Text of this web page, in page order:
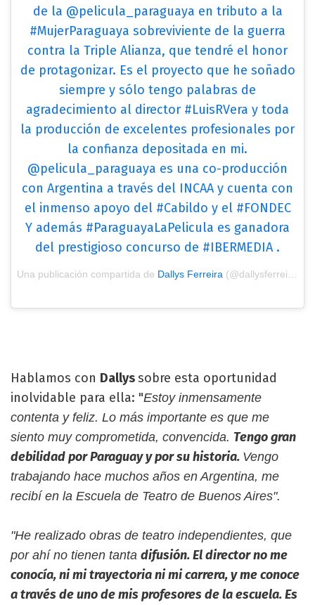
de la @pelicula_paraguaya en tributo a la
#MujerParaguaya sobreviviente de la guerra
contra la Triple Alianza, que tendré el honor
de protagonizar. Es el proyecto que he soñado
siempre y sólo tengo palabras de
agradecimiento al director #LuisRVera y toda
la producción de excelentes profesionales por
la confianza depositada en mi.
@pelicula_paraguaya es una co-producción
con Argentina a través del INCAA y cuenta con
el inmenso apoyo del #Cabildo y el #FONDEC
Y además #ParaguayaLaPelicula es ganadora
del prestigioso concurso de #IBERMEDIA .
Una publicación compartida de Dallys Ferreira (@dallysferreira) el
Hablamos con Dallyssobre esta oportunidad
inolvidable para ella: "Estoy inmensamente
contenta y feliz. Lo más importante es que me
siento muy comprometida, convencida. Tengo gran
debilidad por Paraguay y por su historia. Vengo
trabajando hace muchos años en Argentina, me
recibí en la Escuela de Teatro de Buenos Aires".
"He realizado obras de teatro independientes, que
por ahí no tienen tanta difusión. El director no me
conocía, ni mi trayectoria ni mi carrera, y me conoce
a través de uno de mis profesores de la escuela. Es